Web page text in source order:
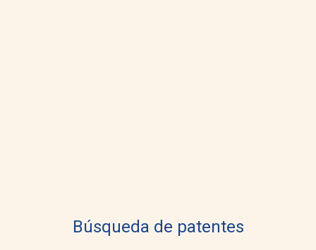
Búsqueda de patentes